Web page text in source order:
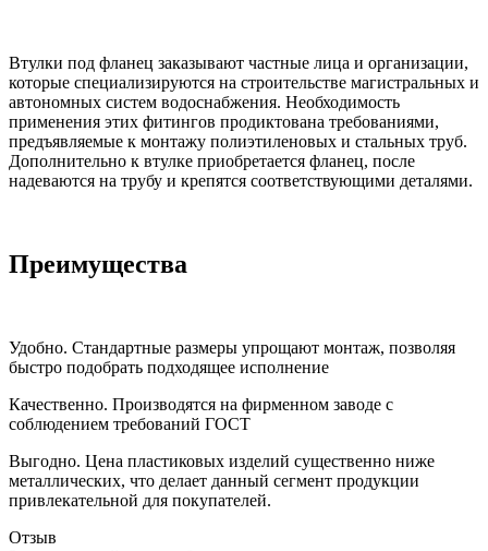
Втулки под фланец заказывают частные лица и организации,
которые специализируются на строительстве магистральных и
автономных систем водоснабжения. Необходимость
применения этих фитингов продиктована требованиями,
предъявляемые к монтажу полиэтиленовых и стальных труб.
Дополнительно к втулке приобретается фланец, после
надеваются на трубу и крепятся соответствующими деталями.
Преимущества
Удобно. Стандартные размеры упрощают монтаж, позволяя
быстро подобрать подходящее исполнение
Качественно. Производятся на фирменном заводе с
соблюдением требований ГОСТ
Выгодно. Цена пластиковых изделий существенно ниже
металлических, что делает данный сегмент продукции
привлекательной для покупателей.
Отзыв